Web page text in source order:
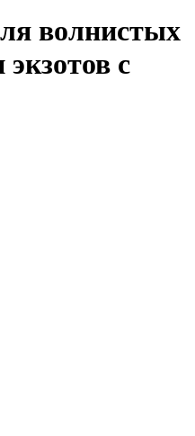
волнистых
с